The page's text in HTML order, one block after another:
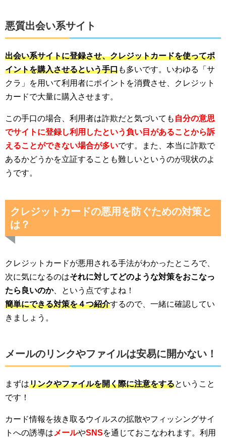
悪質出会い系サイト
出会い系サイトに登録させ、クレジットカードを使ってポ
イントを購入させるという手口も多いです。いわゆる「サ
クラ」を用いて利用者にポイントを消費させ、クレジット
カードで大量に購入させます。
この手口の場合、利用者は詐欺だと気づいても 自分の意思
でサイトに登録し利用したという負い目があることから訴
えることができない場合が多いです。また、本当に詐欺で
あるかどうかを立証することも難しいというのが現状のよ
うです。
クレジットカードの悪用を防ぐための対策と
は？
クレジットカードが悪用される手法がわかったところで、
次に気になるのはそれに対してどのような対策をおこなっ
たら良いのか、という点ですよね！
簡単にできる対策を４つ紹介するので、一緒に確認してい
きましょう。
メールのリンクやファイルは安易に開かない！
まずはリンクやファイルを開く際に注意をするということ
です！
カード情報を抜き取るウイルスの拡散やフィッシングサイ
トへの誘導は メールやSNSを通じておこなわれます。利用